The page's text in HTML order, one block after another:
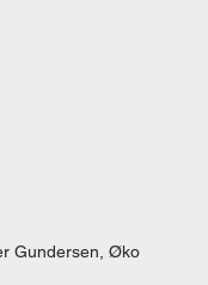
Gundersen, Øko